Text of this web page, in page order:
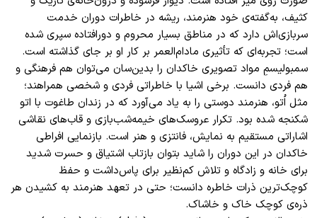
کثیف، به‌گفته‌ی خود هنرمند، ریشه در خاطرات دوران خدمت
سربازی‌اش دارد‎ که در مناطق بسیار محروم و دورافتاده سپری شده
است‎؛ تجربه‌ای که تأثیری مادام‌العمر بر کار او بر جای گذاشته است.
سمبولیسمِ مواد تصویری خاکدان را بدین‌سان می‌توان هم فرهنگی و
هم فردی دانست. برخی اشیا با خاطراتی فردی و شخصی همراهند؛
مثل اُتو، هنرمند دوستی را به یاد می‌آورد که در زندان طاغوت با اتو
شکنجه شده بود. تکرار عروسک‌های خیمه‌شب‌بازی و قاب‌های نقاشی
اشاراتی مستقیم به نمایش، فانتزی و هنر است. بازنمایی افراطی
خاکدان در این دوران را شاید بتوان بازتاب اشتیاق و حسرت شدید
برای خانه و زادگاه و تلاش کم‌نظیر برای پاس‌داشت و حفظ
کوچک‌ترین ذرات خاطره دانست؛ حتی در تعهد هنرمند به کشیدن هر
ذره‌ی کوچک خاک و خاشاک.